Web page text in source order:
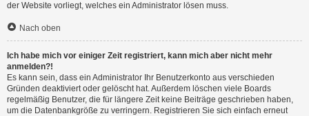
der Website vorliegt, welches ein Administrator lösen muss.
Nach oben
Ich habe mich vor einiger Zeit registriert, kann mich aber nicht mehr
anmelden?!
Es kann sein, dass ein Administrator Ihr Benutzerkonto aus verschieden
Gründen deaktiviert oder gelöscht hat. Außerdem löschen viele Boards
regelmäßig Benutzer, die für längere Zeit keine Beiträge geschrieben haben,
um die Datenbankgröße zu verringern. Registrieren Sie sich einfach erneut